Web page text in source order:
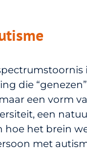
die
een vorm
een
hoe het brein
met